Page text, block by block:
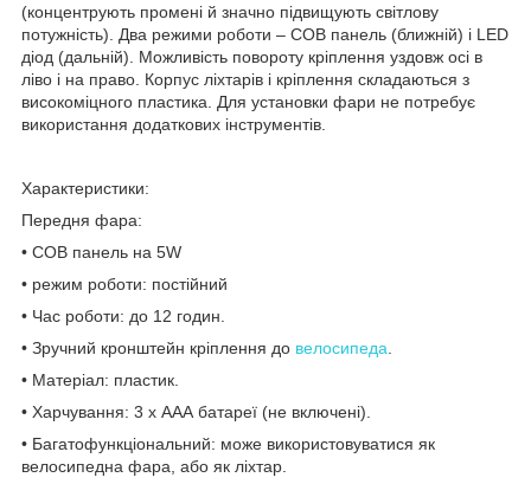
(концентрують промені й значно підвищують світлову
потужність). Два режими роботи – COB панель (ближній) і LED
діод (дальній). Можливість повороту кріплення уздовж осі в
ліво і на право. Корпус ліхтарів і кріплення складаються з
високоміцного пластика. Для установки фари не потребує
використання додаткових інструментів.
Характеристики:
Передня фара:
• COB панель на 5W
• режим роботи: постійний
• Час роботи: до 12 годин.
• Зручний кронштейн кріплення до велосипеда
• Матеріал: пластик.
• Харчування: 3 х ААА батареї (не включені).
• Багатофункціональний: може використовуватися як
велосипедна фара, або як ліхтар.